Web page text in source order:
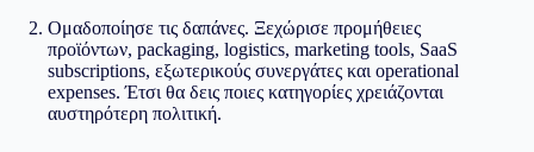
Ομαδοποίησε τις δαπάνες. Ξεχώρισε προμήθειες
προϊόντων, packaging, logistics, marketing tools, SaaS
subscriptions, εξωτερικούς συνεργάτες και operational
expenses. Έτσι θα δεις ποιες κατηγορίες χρειάζονται
αυστηρότερη πολιτική.